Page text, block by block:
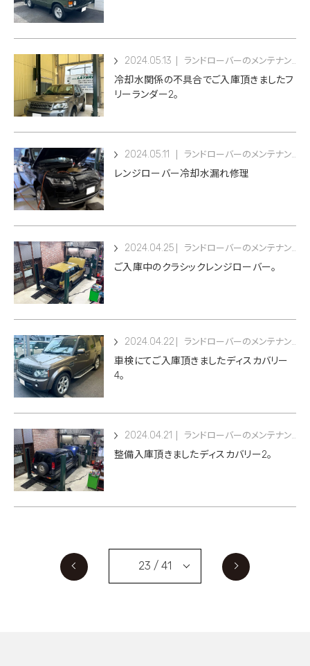
2024.05.13
冷却水関係の不具合でご入庫頂きましたフ
リーランダー2。
2024.05.11
レンジローバー冷却水漏れ修理
2024.04.25
ご入庫中のクラシックレンジローバー。
2024.04.22
車検にてご入庫頂きましたディスカバリー
4。
2024.04.21
整備入庫頂きましたディスカバリー2。